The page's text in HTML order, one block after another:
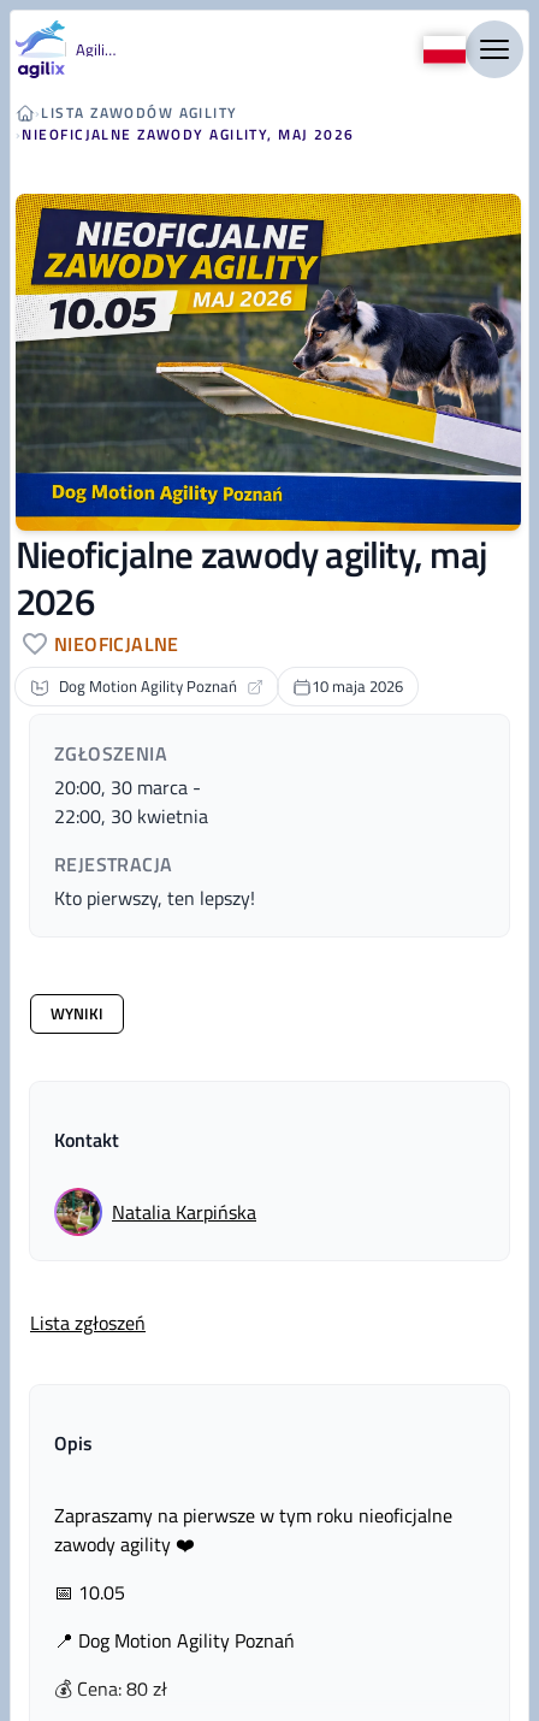
Przejdź do treści
Agility
›LISTA ZAWODÓW AGILITY
›NIEOFICJALNE ZAWODY AGILITY, MAJ 2026
Nieoficjalne zawody agility, maj
2026
NIEOFICJALNE
Dog Motion Agility Poznań 10 maja 2026
ZGŁOSZENIA
20:00, 30 marca -
22:00, 30 kwietnia
REJESTRACJA
Kto pierwszy, ten lepszy!
WYNIKI
Kontakt
Natalia Karpińska
Lista zgłoszeń
Opis
Zapraszamy na pierwsze w tym roku nieoficjalne
zawody agility ❤️
📅 10.05
📍 Dog Motion Agility Poznań
💰 Cena: 80 zł